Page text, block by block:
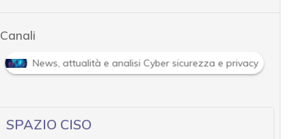
Canali
Attacchi hacker e Malware: le ultime news in tempo reale e
SPAZIO CISO